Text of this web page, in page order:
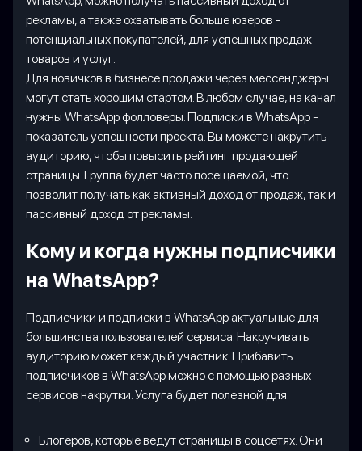
рекламы, а также охватывать больше юзеров -
потенциальных покупателей, для успешных продаж
товаров и услуг.
Для новичков в бизнесе продажи через мессенджеры
могут стать хорошим стартом. В любом случае, на канал
нужны WhatsApp фолловеры. Подписки в WhatsApp -
показатель успешности проекта. Вы можете накрутить
аудиторию, чтобы повысить рейтинг продающей
страницы. Группа будет часто посещаемой, что
позволит получать как активный доход от продаж, так и
пассивный доход от рекламы.
Кому и когда нужны подписчики
на WhatsApp?
Подписчики и подписки в WhatsApp актуальные для
большинства пользователей сервиса. Накручивать
аудиторию может каждый участник. Прибавить
подписчиков в WhatsApp можно с помощью разных
сервисов накрутки. Услуга будет полезной для:
Блогеров, которые ведут страницы в соцсетях. Они